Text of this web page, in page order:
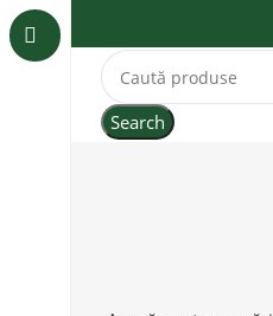
Search